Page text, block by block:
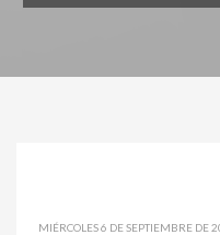
MIÉRCOLES 6 DE SEPTIEMBRE DE